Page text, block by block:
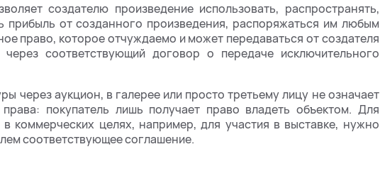
создателю произведение использовать, распространять,
прибыль от созданного произведения, распоряжаться им любым
право, которое отчуждаемо и может передаваться от создателя
соответствующий договор о передаче исключительного
через аукцион, в галерее или просто третьему лицу не означает
покупатель лишь получает право владеть объектом. Для
в коммерческих целях, например, для участия в выставке, нужно
соответствующее соглашение.